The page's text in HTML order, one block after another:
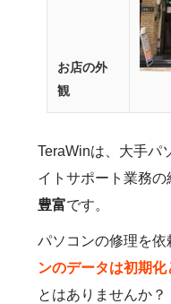
お店の外
観
TeraWinは、大手パ
イトサポート業務の
豊富です。
パソコンの修理を依
ンのデータは初期化
とはありませんか？